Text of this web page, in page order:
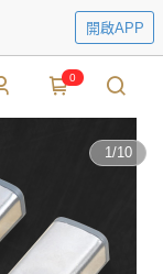
開啟APP
0
1/10